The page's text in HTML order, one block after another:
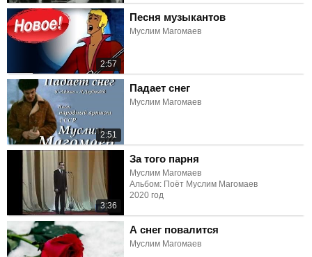
2:57
Песня музыкантов
Муслим Магомаев
2:51
Падает снег
Муслим Магомаев
3:36
За того парня
Муслим Магомаев
Альбом: Поёт Муслим Магомаев
2020 год
А снег повалится
Муслим Магомаев